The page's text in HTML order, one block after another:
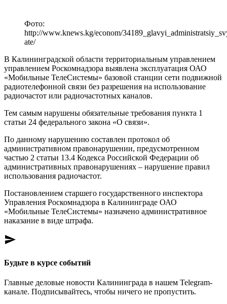
Фото:
http://www.knews.kg/econom/
ate/
В Калининградской области территориальным управлением
управлением Роскомнадзора выявлена эксплуатация ОАО
«Мобильные ТелеСистемы» базовой станции сети подвижной
радиотелефонной связи без разрешения на использование
радиочастот или радиочастотных каналов.
Тем самым нарушены обязательные требования пункта 1
статьи 24 федерального закона «О связи».
По данному нарушению составлен протокол об
административном правонарушении, предусмотренном
частью 2 статьи 13.4 Кодекса Российской Федерации об
административных правонарушениях – нарушение правил
использования радиочастот.
Постановлением старшего государственного инспектора
Управления Роскомнадзора в Калининграде ОАО
«Мобильные ТелеСистемы» назначено административное
наказание в виде штрафа.
send
Будьте в курсе событий
Главные деловые новости Калининграда в нашем Telegram-
канале. Подписывайтесь, чтобы ничего не пропустить.